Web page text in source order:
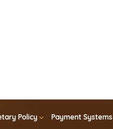
Policy Payment Systems